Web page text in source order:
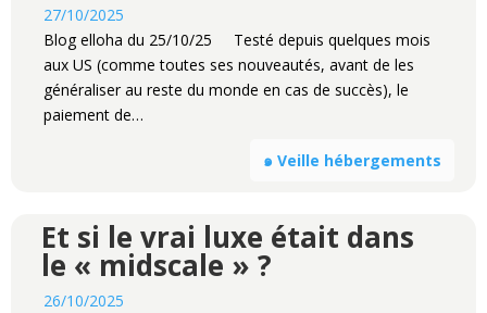
27/10/2025
Blog elloha du 25/10/25 Testé depuis quelques mois
aux US (comme toutes ses nouveautés, avant de les
généraliser au reste du monde en cas de succès), le
paiement de…
๑ Veille hébergements
Et si le vrai luxe était dans
le « midscale » ?
26/10/2025